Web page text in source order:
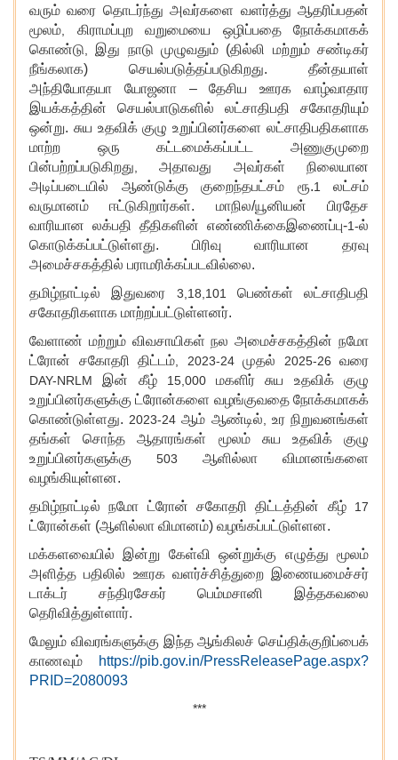
வரும் வரை தொடர்ந்து அவர்களை வளர்த்து ஆதரிப்பதன்
மூலம், கிராமப்புற வறுமையை ஒழிப்பதை நோக்கமாகக்
கொண்டு,இது நாடு முழுவதும் (தில்லி மற்றும் சண்டிகர்
நீங்கலாக) செயல்படுத்தப்படுகிறது. தீன்தயாள்
அந்தியோதயா யோஜனா – தேசிய ஊரக வாழ்வாதார
இயக்கத்தின் செயல்பாடுகளில் லட்சாதிபதி சகோதரியும்
ஒன்று. சுய உதவிக் குழு உறுப்பினர்களை லட்சாதிபதிகளாக
மாற்ற ஒரு கட்டமைக்கப்பட்ட அணுகுமுறை
பின்பற்றப்படுகிறது,அதாவது அவர்கள் நிலையான
அடிப்படையில் ஆண்டுக்கு குறைந்தபட்சம் ரூ.1 லட்சம்
வருமானம் ஈட்டுகிறார்கள். மாநில/யூனியன் பிரதேச
வாரியான லக்பதி தீதிகளின் எண்ணிக்கைஇணைப்பு-1-ல்
கொடுக்கப்பட்டுள்ளது. பிரிவு வாரியான தரவு
அமைச்சகத்தில் பராமரிக்கப்படவில்லை.
தமிழ்நாட்டில் இதுவரை 3,18,101 பெண்கள் லட்சாதிபதி
சகோதரிகளாக மாற்றப்பட்டுள்ளனர்.
வேளாண் மற்றும் விவசாயிகள் நல அமைச்சகத்தின் நமோ
ட்ரோன் சகோதரி திட்டம், 2023-24முதல் 2025-26 வரை
DAY-NRLMஇன் கீழ் 15,000மகளிர் சுய உதவிக் குழு
உறுப்பினர்களுக்கு ட்ரோன்களை வழங்குவதை நோக்கமாகக்
கொண்டுள்ளது.2023-24 ஆம் ஆண்டில், உர நிறுவனங்கள்
தங்கள் சொந்த ஆதாரங்கள் மூலம் சுய உதவிக் குழு
உறுப்பினர்களுக்கு 503 ஆளில்லா விமானங்களை
வழங்கியுள்ளன.
தமிழ்நாட்டில் நமோ ட்ரோன் சகோதரி திட்டத்தின் கீழ் 17
ட்ரோன்கள் (ஆளில்லா விமானம்) வழங்கப்பட்டுள்ளன.
மக்களவையில் இன்று கேள்வி ஒன்றுக்கு எழுத்து மூலம்
அளித்த பதிலில் ஊரக வளர்ச்சித்துறை இணையமைச்சர்
டாக்டர் சந்திரசேகர் பெம்மசானி இத்தகவலை
தெரிவித்துள்ளார்.
மேலும் விவரங்களுக்கு இந்த ஆங்கிலச் செய்திக்குறிப்பைக்
காணவும்
https://pib.gov.in/PressReleasePage.aspx?
PRID=2080093
***